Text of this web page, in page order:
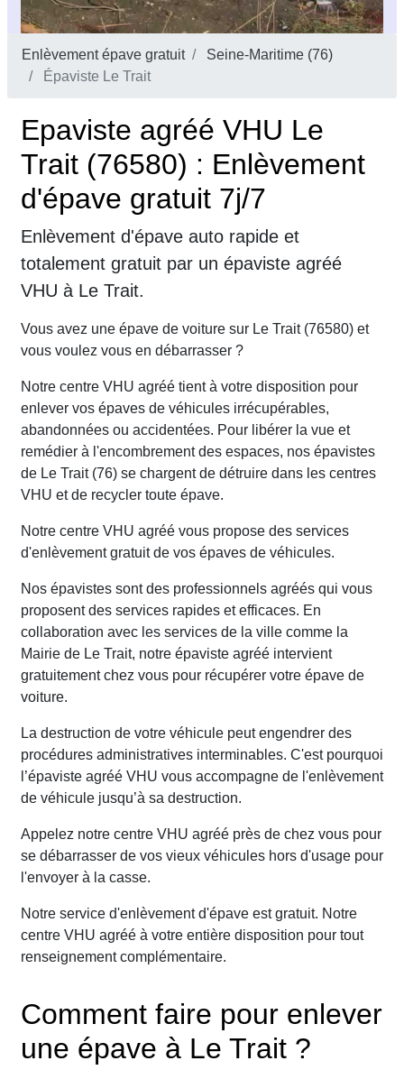
Enlèvement épave gratuit
Seine-Maritime (76)
Épaviste Le Trait
Epaviste agréé VHU Le
Trait (76580) : Enlèvement
d'épave gratuit 7j/7
Enlèvement d'épave auto rapide et
totalement gratuit par un épaviste agréé
VHU à Le Trait.
Vous avez une épave de voiture sur Le Trait (76580) et
vous voulez vous en débarrasser ?
Notre centre VHU agréé tient à votre disposition pour
enlever vos épaves de véhicules irrécupérables,
abandonnées ou accidentées. Pour libérer la vue et
remédier à l'encombrement des espaces, nos épavistes
de Le Trait (76) se chargent de détruire dans les centres
VHU et de recycler toute épave.
Notre centre VHU agréé vous propose des services
d'enlèvement gratuit de vos épaves de véhicules.
Nos épavistes sont des professionnels agréés qui vous
proposent des services rapides et efficaces. En
collaboration avec les services de la ville comme la
Mairie de Le Trait, notre épaviste agréé intervient
gratuitement chez vous pour récupérer votre épave de
voiture.
La destruction de votre véhicule peut engendrer des
procédures administratives interminables. C'est pourquoi
l’épaviste agréé VHU vous accompagne de l'enlèvement
de véhicule jusqu’à sa destruction.
Appelez notre centre VHU agréé près de chez vous pour
se débarrasser de vos vieux véhicules hors d'usage pour
l'envoyer à la casse.
Notre service d'enlèvement d'épave est gratuit. Notre
centre VHU agréé à votre entière disposition pour tout
renseignement complémentaire.
Comment faire pour enlever
une épave à Le Trait ?